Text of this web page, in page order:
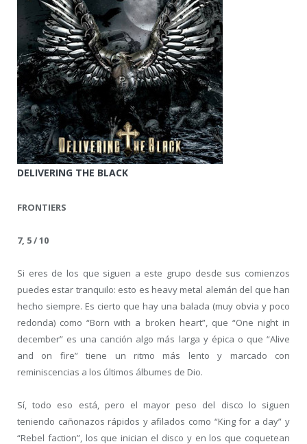
DELIVERING THE BLACK
FRONTIERS
7, 5 / 10
Si eres de los que siguen a este grupo desde sus comienzos
puedes estar tranquilo: esto es heavy metal alemán del que han
hecho siempre. Es cierto que hay una balada (muy obvia y poco
redonda) como “Born with a broken heart”, que “One night in
december” es una canción algo más larga y épica o que “Alive
and on fire” tiene un ritmo más lento y marcado con
reminiscencias a los últimos álbumes de Dio.
Sí, todo eso está, pero el mayor peso del disco lo siguen
teniendo cañonazos rápidos y afilados como “King for a day” y
“Rebel faction”, los que inician el disco y en los que coquetean